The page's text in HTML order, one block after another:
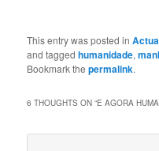
This entry was posted in
and taggedhumanidade,
Bookmark thepermalink.
6 THOUGHTS ON “E AGORA